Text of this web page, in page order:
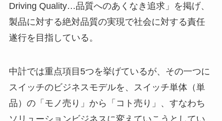
Driving Quality…品質へのあくなき追求」を掲げ、
製品に対する絶対品質の実現で社会に対する責任
遂行を目指している。
中計では重点項目5つを挙げているが、その一つに
スイッチのビジネスモデルを、スイッチ単体（単
品）の「モノ売り」から「コト売り」、すなわち
ソリューションビジネスに変えていこうとしてい